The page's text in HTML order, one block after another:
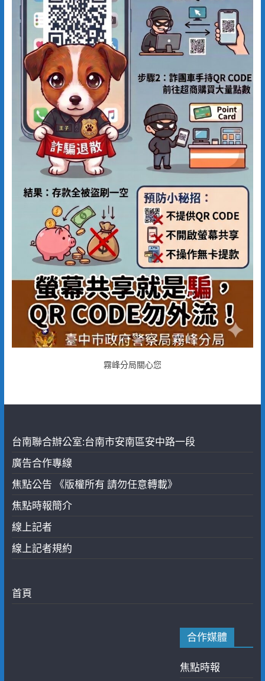
霧峰分局關心您
台南聯合辦公室:台南市安南區安中路一段
廣告合作專線
焦點公告 《版權所有 請勿任意轉載》
焦點時報簡介
線上記者
線上記者規約
首頁
合作媒體
焦點時報